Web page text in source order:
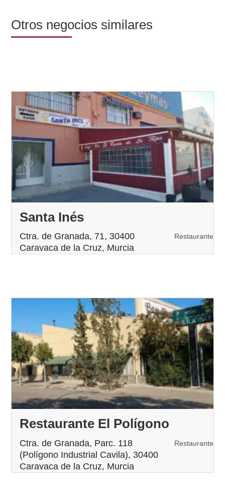
Otros negocios similares
Santa Inés
Ctra. de Granada, 71, 30400
Caravaca de la Cruz, Murcia
Restaurante
Restaurante El Polígono
Ctra. de Granada, Parc. 118
(Polígono Industrial Cavila), 30400
Caravaca de la Cruz, Murcia
Restaurante